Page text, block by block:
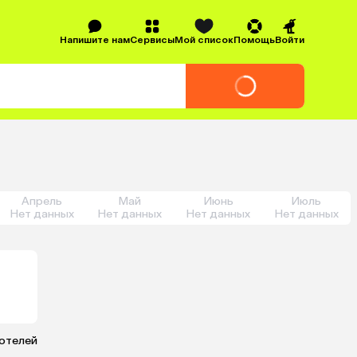
Напишите намСервисыМой списокПомощьВойти
Апрель
Нет данных
Май
Нет данных
Июнь
Нет данных
Июль
Нет данных